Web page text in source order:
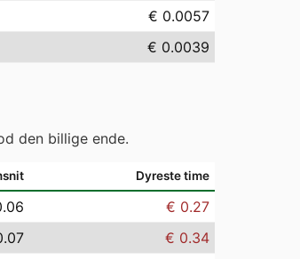
€ 0.0057
€ 0.0039
den billige ende.
Dyreste time
€ 0.27
€ 0.34